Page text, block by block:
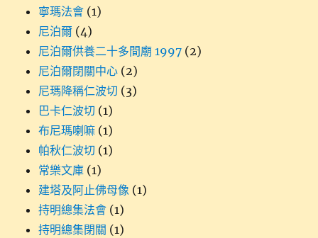
寧瑪法會 (1)
尼泊爾 (4)
尼泊爾供養二十多間廟 1997 (2)
尼泊爾閉關中心 (2)
尼瑪降稱仁波切 (3)
巴卡仁波切 (1)
布尼瑪喇嘛 (1)
帕秋仁波切 (1)
常樂文庫 (1)
建塔及阿止佛母像 (1)
持明總集法會 (1)
持明總集閉關 (1)